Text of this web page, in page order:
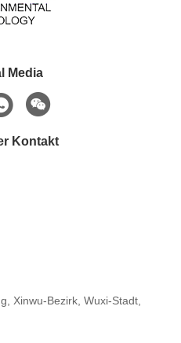
Media
Kontakt
Xinwu-Bezirk, Wuxi-Stadt,